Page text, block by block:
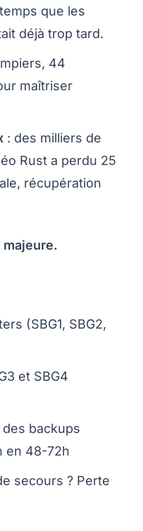
que les
déjà trop tard.
44
maîtriser
: des milliers de
Rust a perdu 25
récupération
(SBG1, SBG2,
et SBG4
backups
en 48-72h
secours ? Perte